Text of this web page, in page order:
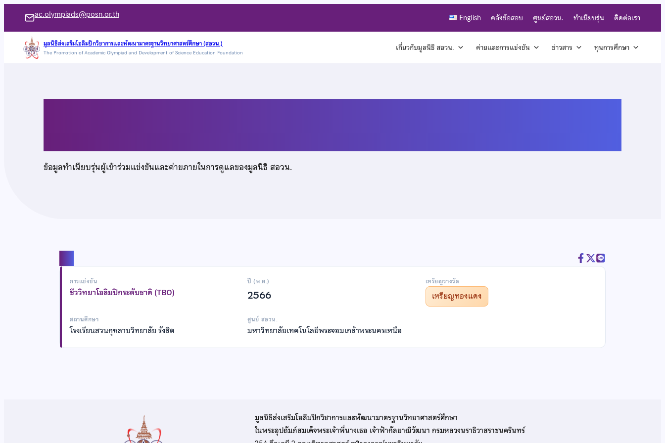
เนื้อหา
ac.olympiads@posn.or.th English คลังข้อสอบ ศูนย์สอวน. ทำเนียบรุ่น ติดต่อเรา
มูลนิธิส่งเสริมโอลิมปิกวิชาการและพัฒนามาตรฐานวิทยาศาสตร์ศึกษา (สอวน.)
The Promotion of Academic Olympiad and Development of Science Education Foundation เกี่ยวกับมูลนิธิ สอวน. ค่ายและการแข่งขัน ข่าวสาร ทุนการศึกษา
ข้อมูลทำเนียบรุ่นผู้เข้าร่วมแข่งขันและค่ายภายในการดูแลของมูลนิธิ สอวน.
การแข่งขัน
ชีววิทยาโอลิมปิกระดับชาติ (TBO)
ปี (พ.ศ.)
2566
เหรียญรางวัล
เหรียญทองแดง
สถานศึกษา
โรงเรียนสวนกุหลาบวิทยาลัย รังสิต
ศูนย์ สอวน.
มหาวิทยาลัยเทคโนโลยีพระจอมเกล้าพระนครเหนือ
มูลนิธิส่งเสริมโอลิมปิกวิชาการและพัฒนามาตรฐานวิทยาศาสตร์ศึกษา
ในพระอุปถัมภ์สมเด็จพระเจ้าพี่นางเธอ เจ้าฟ้ากัลยาณิวัฒนา กรมหลวงนราธิวาสราชนครินทร์